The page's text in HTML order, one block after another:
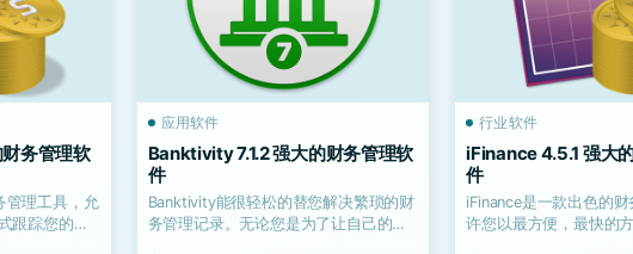
务管理软
管理工具，允
跟踪您的收
应用软件
Banktivity 7.1.2 强大的财务管理软
件
Banktivity能很轻松的替您解决繁琐的财
务管理记录。无论您是为了让自己的财
行业软件
iFinance 4.5.1 强大
件
iFinance是一款出色的
许您以最方便，最快的